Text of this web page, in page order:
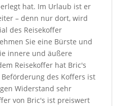
hat. Im Urlaub ist er
– denn nur dort, wird
des Reisekoffer
Sie eine Bürste und
innere und äußere
Reisekoffer hat Bric's
des Koffers ist
Widerstand sehr
von Bric's ist preiswert